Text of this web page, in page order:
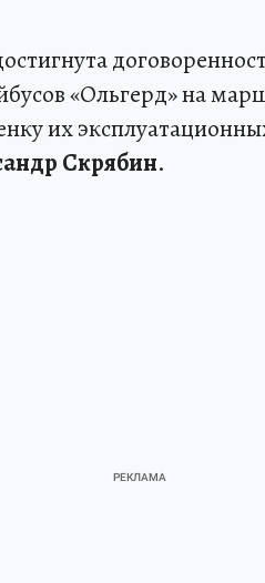
«Ольгерд» на
их
Скрябин.